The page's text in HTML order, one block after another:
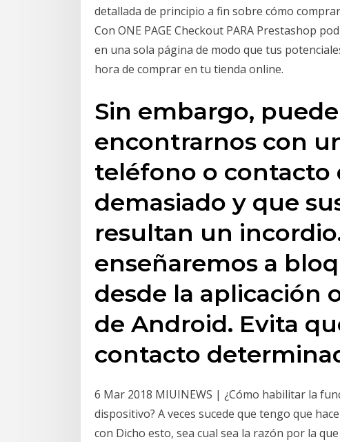
detallada de principio a fin sobre cómo
Con ONE PAGE Checkout PARA Prestashop
en una sola página de modo que tus
hora de comprar en tu tienda online.
Sin embargo,
encontrarnos con
teléfono o contacto
demasiado y que
resultan un
enseñaremos a
desde la aplicación
de Android. Evita
contacto
6 Mar 2018 MIUINEWS | ¿Cómo habilitar la
dispositivo? A veces sucede que tengo que
con Dicho esto, sea cual sea la razón por la